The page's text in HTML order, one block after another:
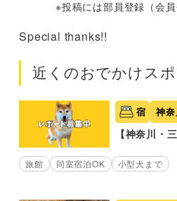
※投稿には部員登録（会
Special thanks!!
近くのおでかけスポ
宿 神
【神奈川・
旅館 同室宿泊OK 小型犬まで